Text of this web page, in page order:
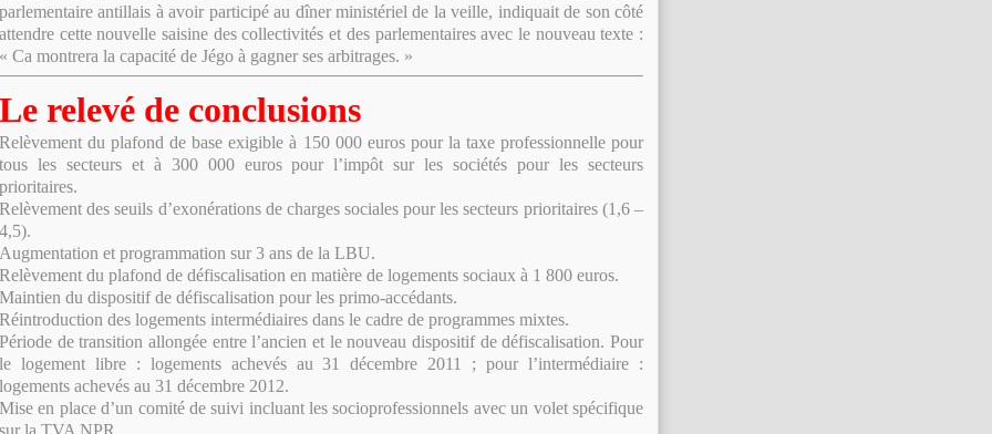
parlementaire antillais à avoir participé au dîner ministériel de la veille, indiquait de son côté
attendre cette nouvelle saisine des collectivités et des parlementaires avec le nouveau texte :
« Ca montrera la capacité de Jégo à gagner ses arbitrages. »
Le relevé de conclusions
Relèvement du plafond de base exigible à 150 000 euros pour la taxe professionnelle pour
tous les secteurs et à 300 000 euros pour l’impôt sur les sociétés pour les secteurs
prioritaires.
Relèvement des seuils d’exonérations de charges sociales pour les secteurs prioritaires (1,6 –
4,5).
Augmentation et programmation sur 3 ans de la LBU.
Relèvement du plafond de défiscalisation en matière de logements sociaux à 1 800 euros.
Maintien du dispositif de défiscalisation pour les primo-accédants.
Réintroduction des logements intermédiaires dans le cadre de programmes mixtes.
Période de transition allongée entre l’ancien et le nouveau dispositif de défiscalisation. Pour
le logement libre : logements achevés au 31 décembre 2011 ; pour l’intermédiaire :
logements achevés au 31 décembre 2012.
Mise en place d’un comité de suivi incluant les socioprofessionnels avec un volet spécifique
sur la TVA NPR